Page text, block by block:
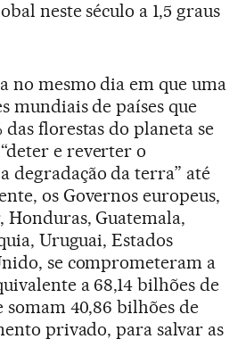
neste século a 1,5 graus
no mesmo dia em que uma
mundiais de países que
florestas do planeta se
e reverter o
degradação da terra” até
os Governos europeus,
Honduras, Guatemala,
Uruguai, Estados
se comprometeram a
a 68,14 bilhões de
somam 40,86 bilhões de
privado, para salvar as